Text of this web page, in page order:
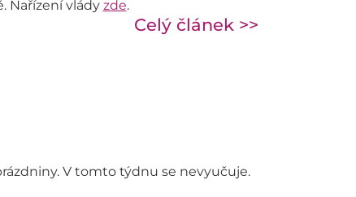
Nařízení vlády zde.
Celý článek >>
V tomto týdnu se nevyučuje.